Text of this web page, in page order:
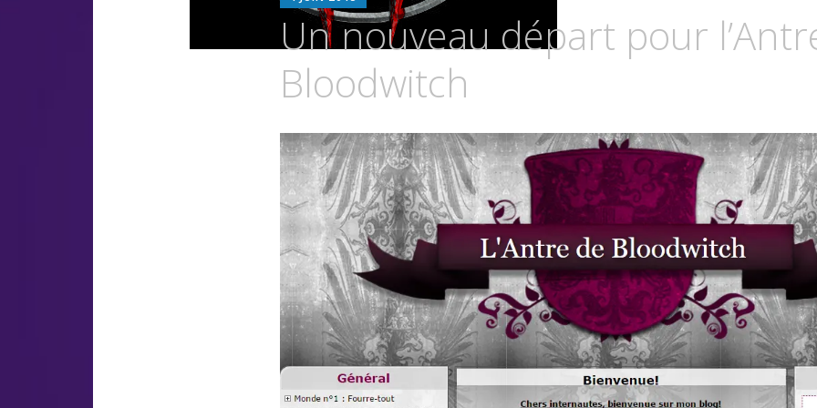
LUZ
OSCURIA
Un nouveau départ pour
Bloodwitch